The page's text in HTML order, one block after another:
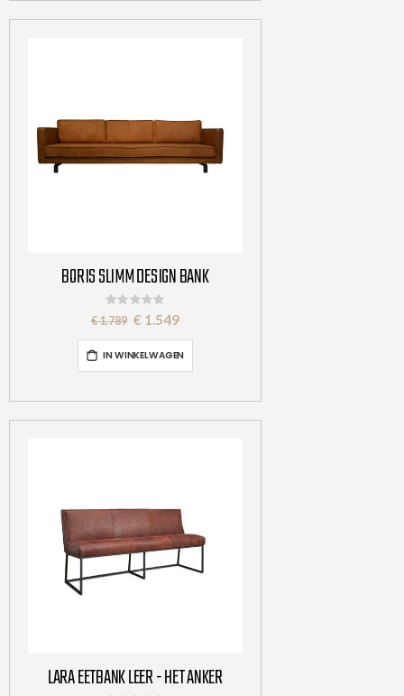
BORIS SLIMM DESIGN BANK
Rating:
0%
€ 1.789 Special
Price
€ 1.549
IN WINKELWAGEN
LARA EETBANK LEER - HET ANKER